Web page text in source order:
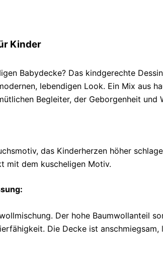
Kinder
Babydecke? Das kindgerechte
lebendigen Look. Ein Mix aus
Begleiter, der Geborgenheit und
das Kinderherzen höher
mit dem kuscheligen Motiv.
Der hohe Baumwollanteil
Die Decke ist